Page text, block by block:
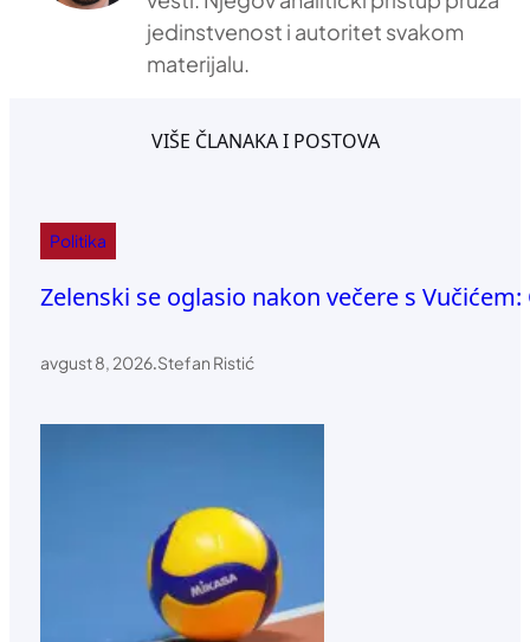
jedinstvenost i autoritet svakom
materijalu.
VIŠE ČLANAKA I POSTOVA
Politika
Zelenski se oglasio nakon večere s
avgust 8, 2026.Stefan Ristić